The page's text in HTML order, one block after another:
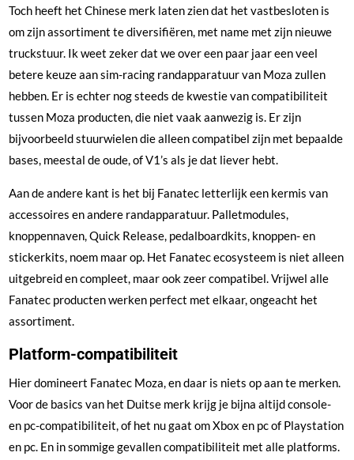
Toch heeft het Chinese merk laten zien dat het vastbesloten is
om zijn assortiment te diversifiëren, met name met zijn nieuwe
truckstuur. Ik weet zeker dat we over een paar jaar een veel
betere keuze aan sim-racing randapparatuur van Moza zullen
hebben. Er is echter nog steeds de kwestie van compatibiliteit
tussen Moza producten, die niet vaak aanwezig is. Er zijn
bijvoorbeeld stuurwielen die alleen compatibel zijn met bepaalde
bases, meestal de oude, of V1’s als je dat liever hebt.
Aan de andere kant is het bij Fanatec letterlijk een kermis van
accessoires en andere randapparatuur. Palletmodules,
knoppennaven, Quick Release, pedalboardkits, knoppen- en
stickerkits, noem maar op. Het Fanatec ecosysteem is niet alleen
uitgebreid en compleet, maar ook zeer compatibel. Vrijwel alle
Fanatec producten werken perfect met elkaar, ongeacht het
assortiment.
Platform-compatibiliteit
Hier domineert Fanatec Moza, en daar is niets op aan te merken.
Voor de basics van het Duitse merk krijg je bijna altijd console-
en pc-compatibiliteit, of het nu gaat om Xbox en pc of Playstation
en pc. En in sommige gevallen compatibiliteit met alle platforms.